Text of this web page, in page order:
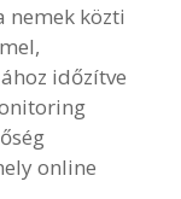
nemek közti
időzítve
online